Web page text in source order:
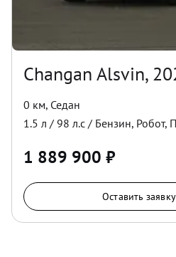
Changan Alsvin,
0 км, Седан
1.5 л / 98 л.с / Бензин, Робот,
1 889 900 ₽
Оставить заявку